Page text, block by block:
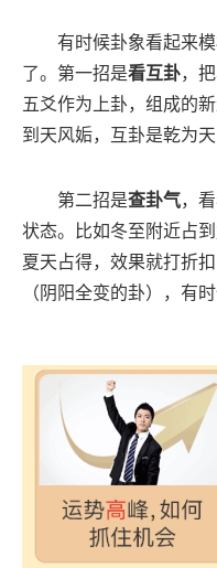
有时候卦象看起来
了。第一招是看互卦，
五爻作为上卦，组成的
到天风姤，互卦是乾为
第二招是查卦气，
状态。比如冬至附近占
夏天占得，效果就打折
（阴阳全变的卦），有